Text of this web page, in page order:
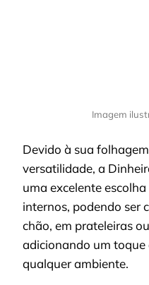
Imagem
Devido à sua
versatilidade, a
uma excelente
internos, podendo ser
chão, em prateleiras
adicionando um toque
qualquer ambiente.